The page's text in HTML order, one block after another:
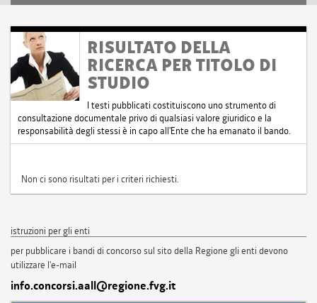
RISULTATO DELLA
RICERCA PER TITOLO DI
STUDIO
I testi pubblicati costituiscono uno strumento di
consultazione documentale privo di qualsiasi valore giuridico e la
responsabilità degli stessi è in capo all'Ente che ha emanato il bando.
Non ci sono risultati per i criteri richiesti.
istruzioni per gli enti
per pubblicare i bandi di concorso sul sito della Regione gli enti devono
utilizzare l'e-mail
info.concorsi.aall@regione.fvg.it